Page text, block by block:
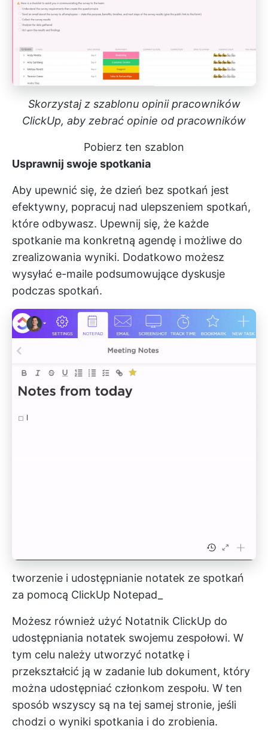
Skorzystaj z szablonu opinii pracowników
ClickUp, aby zebrać opinie od pracowników
Pobierz ten szablon
Usprawnij swoje spotkania
Aby upewnić się, że dzień bez spotkań jest
efektywny, popracuj nad ulepszeniem spotkań,
które odbywasz. Upewnij się, że każde
spotkanie ma konkretną agendę i możliwe do
zrealizowania wyniki. Dodatkowo możesz
wysyłać e-maile podsumowujące dyskusje
podczas spotkań.
tworzenie i udostępnianie notatek ze spotkań
za pomocą ClickUp Notepad_
Możesz również użyć Notatnik ClickUp do
udostępniania notatek swojemu zespołowi. W
tym celu należy utworzyć notatkę i
przekształcić ją w zadanie lub dokument, który
można udostępniać członkom zespołu. W ten
sposób wszyscy są na tej samej stronie, jeśli
chodzi o wyniki spotkania i do zrobienia.